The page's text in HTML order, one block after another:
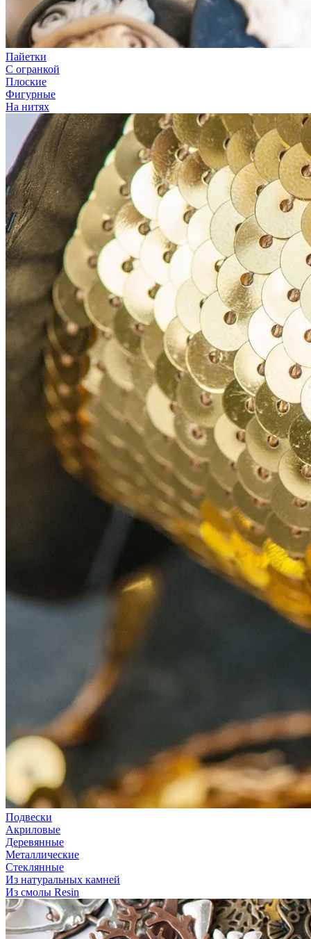
Пайетки
С огранкой
Плоские
Фигурные
На нитях
Подвески
Акриловые
Деревянные
Металлические
Стеклянные
Из натуральных камней
Из смолы Resin